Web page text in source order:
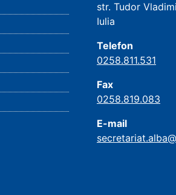
str. Tudor
Iulia
Telefon
0258.811.531
Fax
0258.819.083
E-mail